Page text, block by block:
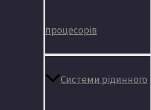
процесорів
Системи рідинного